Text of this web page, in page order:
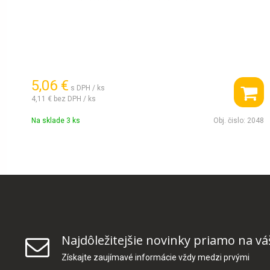
5,06 € s DPH / ks
4,11 € bez DPH / ks
Na sklade 3 ks Obj. čislo: 2048
Najdôležitejšie novinky priamo na
Získajte zaujímavé informácie vždy medzi prvými